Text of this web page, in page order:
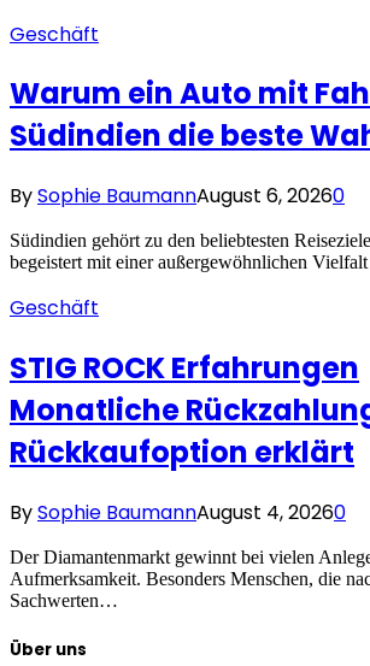
Geschäft
Warum ein Auto mit
Südindien die beste
BySophie BaumannAugust 6, 20260
Südindien gehört zu den beliebtesten
begeistert mit einer außergewöhnlichen
Geschäft
STIG ROCK Erfahrungen
Monatliche
Rückkaufoption erklärt
BySophie BaumannAugust 4, 20260
Der Diamantenmarkt gewinnt bei vielen
Aufmerksamkeit. Besonders Menschen, die
Sachwerten…
Über uns